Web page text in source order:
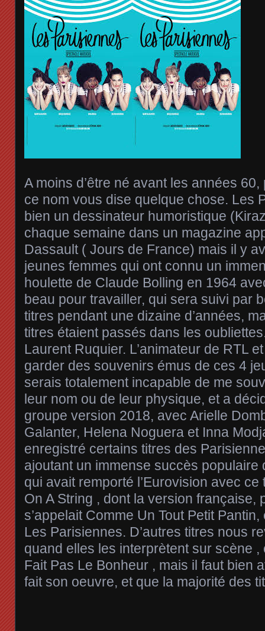
A moins d’être né avant les années
ce nom vous dise quelque chose. Les
bien un dessinateur humoristique
chaque semaine dans un magazine
Dassault ( Jours de France) mais il y
jeunes femmes qui ont connu un
houlette de Claude Bolling en 1964
beau pour travailler, qui sera suivi par
titres pendant une dizaine d’années,
titres étaient passés dans les
Laurent Ruquier. L’animateur de RTL
garder des souvenirs émus de ces 4
serais totalement incapable de me
leur nom ou de leur physique, et a
groupe version 2018, avec Arielle
Galanter, Helena Noguera et Inna
enregistré certains titres des
ajoutant un immense succès populaire
qui avait remporté l’Eurovision avec
On A String , dont la version française,
s’appelait Comme Un Tout Petit
Les Parisiennes. D’autres titres nous
quand elles les interprètent sur scène ,
Fait Pas Le Bonheur , mais il faut bien
fait son oeuvre, et que la majorité des